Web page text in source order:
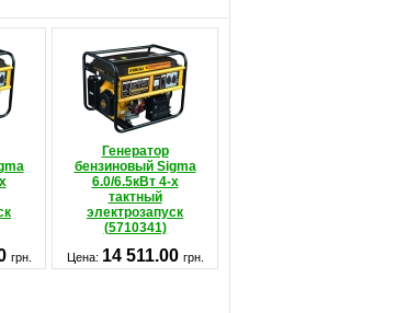
Генератор
бензиновый Sigma
6.0/6.5кВт 4-х
тактный
электрозапуск
(5710341)
грн. Цена: 14 511.00 грн.